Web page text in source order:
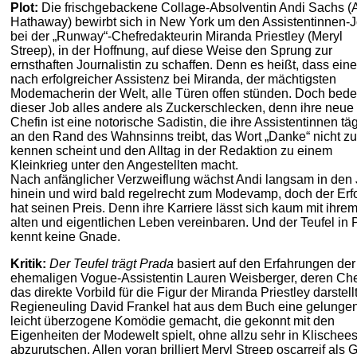
Plot: Die frischgebackene Collage-Absolventin Andi Sachs
Hathaway) bewirbt sich in New York um den Assistentinnen-
bei der „Runway“-Chefredakteurin Miranda Priestley (Meryl
Streep), in der Hoffnung, auf diese Weise den Sprung zur
ernsthaften Journalistin zu schaffen. Denn es heißt, dass
nach erfolgreicher Assistenz bei Miranda, der mächtigsten
Modemacherin der Welt, alle Türen offen stünden. Doch
dieser Job alles andere als Zuckerschlecken, denn ihre neue
Chefin ist eine notorische Sadistin, die ihre Assistentinnen
an den Rand des Wahnsinns treibt, das Wort „Danke“ nicht zu
kennen scheint und den Alltag in der Redaktion zu einem
Kleinkrieg unter den Angestellten macht.
Nach anfänglicher Verzweiflung wächst Andi langsam in den
hinein und wird bald regelrecht zum Modevamp, doch der
hat seinen Preis. Denn ihre Karriere lässt sich kaum mit ihrem
alten und eigentlichen Leben vereinbaren. Und der Teufel in
kennt keine Gnade.
Kritik: Der Teufel trägt Prada basiert auf den Erfahrungen der
ehemaligen Vogue-Assistentin Lauren Weisberger, deren
das direkte Vorbild für die Figur der Miranda Priestley
Regieneuling David Frankel hat aus dem Buch eine
leicht überzogene Komödie gemacht, die gekonnt mit den
Eigenheiten der Modewelt spielt, ohne allzu sehr in Klischees
abzurutschen. Allen voran brilliert Meryl Streep oscarreif als